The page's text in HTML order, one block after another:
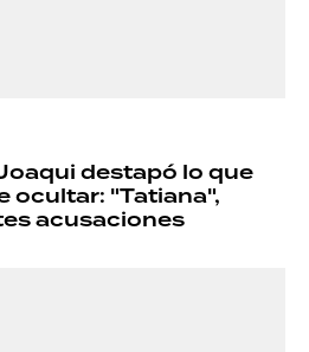
destapó lo que
ocultar: "Tatiana",
acusaciones